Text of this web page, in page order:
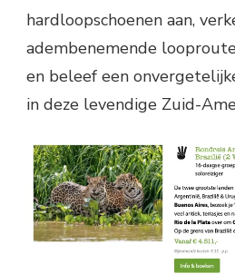
hardloopschoenen aan,
adembenemende
en beleef een
in deze levendige Zuid-